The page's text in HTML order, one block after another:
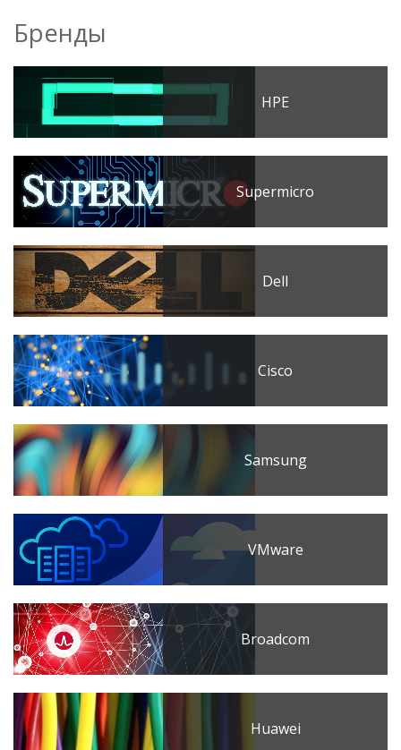
Бренды
HPE
Supermicro
Dell
Cisco
Samsung
VMware
Broadcom
Huawei